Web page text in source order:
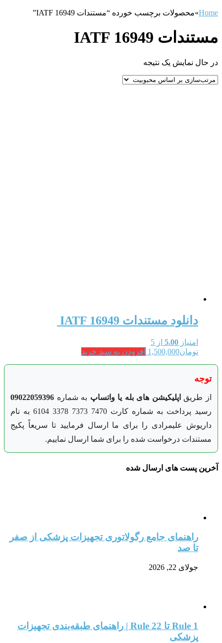
Home
»محصولات برچسب خورده “مستندات IATF 16949”
مستندات IATF 16949
در حال نمایش یک نتیجه
دانلود مستندات IATF 16949
امتیاز 5.00 از 5
تومان1,500,000 افزودن به سبد خرید
توجه
از طریق اپلیکیشن های بله یا واتساپ به شماره 09022059396
رسید پرداخت به شماره کارت 7470 7373 3378 6104 به نام
داریوش علیمرادی را برای ما ارسال فرمایید تا سریعاً پکیج
مستندات درخواست شده را برای شما ارسال نماییم.
آخرین پست های ارسال شده
راهنمای جامع رگولاتوری تجهیزات پزشکی از صفر
تا صد
جولای 22, 2026
Rule 1 تا Rule 22 | راهنمای طبقه‌بندی تجهیزات
پزشکی